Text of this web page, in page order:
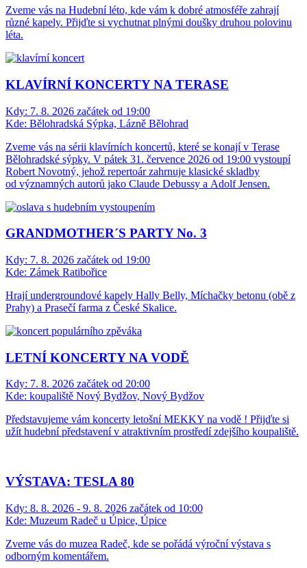
Zveme vás na Hudební léto, kde vám k dobré atmosféře zahrají
různé kapely. Přijďte si vychutnat plnými doušky druhou polovinu
léta.
KLAVÍRNÍ KONCERTY NA TERASE
Kdy: 7. 8. 2026 začátek od 19:00
Kde: Bělohradská Sýpka, Lázně Bělohrad
Zveme vás na sérii klavírních koncertů, které se konají v Terase
Bělohradské sýpky. V pátek 31. července 2026 od 19:00 vystoupí
Robert Novotný, jehož repertoár zahrnuje klasické skladby
od významných autorů jako Claude Debussy a Adolf Jensen.
GRANDMOTHER´S PARTY No. 3
Kdy: 7. 8. 2026 začátek od 19:00
Kde: Zámek Ratibořice
Hrají undergroundové kapely Hally Belly, Míchačky betonu (obě z
Prahy) a Prasečí farma z České Skalice.
LETNÍ KONCERTY NA VODĚ
Kdy: 7. 8. 2026 začátek od 20:00
Kde: koupaliště Nový Bydžov, Nový Bydžov
Představujeme vám koncerty letošní MEKKY na vodě ! Přijďte si
užít hudební představení v atraktivním prostředí zdejšího koupaliště.
VÝSTAVA: TESLA 80
Kdy: 8. 8. 2026 - 9. 8. 2026 začátek od 10:00
Kde: Muzeum Radeč u Úpice, Úpice
Zveme vás do muzea Radeč, kde se pořádá výroční výstava s
odborným komentářem.